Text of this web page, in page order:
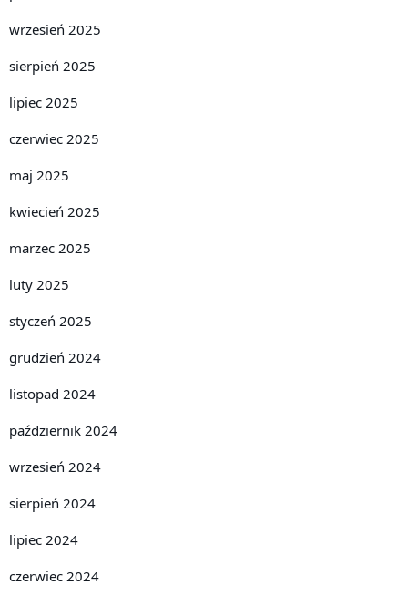
wrzesień 2025
sierpień 2025
lipiec 2025
czerwiec 2025
maj 2025
kwiecień 2025
marzec 2025
luty 2025
styczeń 2025
grudzień 2024
listopad 2024
październik 2024
wrzesień 2024
sierpień 2024
lipiec 2024
czerwiec 2024